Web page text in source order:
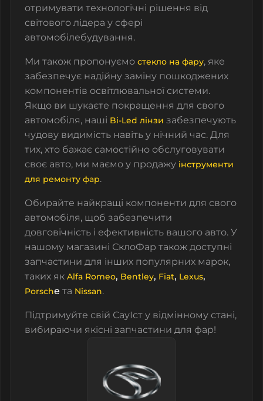
отримувати технологічні рішення від
світового лідера у сфері
автомобілебудування.
Ми також пропонуємо стекло на фару, яке
забезпечує надійну заміну пошкоджених
компонентів освітлювальної системи.
Якщо ви шукаєте покращення для свого
автомобіля, наші Bi-Led лінзи забезпечують
чудову видимість навіть у нічний час. Для
тих, хто бажає самостійно обслуговувати
своє авто, ми маємо у продажу інструменти
для ремонту фар.
Обирайте найкращі компоненти для свого
автомобіля, щоб забезпечити
довговічність і ефективність вашого авто. У
нашому магазині СклоФар також доступні
запчастини для інших популярних марок,
таких як Alfa Romeo, Bentley, Fiat, Lexus,
Porsche та Nissan.
Підтримуйте свій СауІст у відмінному стані,
вибираючи якісні запчастини для фар!